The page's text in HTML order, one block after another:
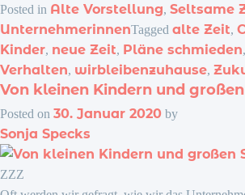
Posted in Alte Vorstellung, Seltsame
UnternehmerinnenTagged alte Zeit,
Kinder, neue Zeit, Pläne schmieden,
Verhalten, wirbleibenzuhause,
Von kleinen Kindern und
Posted on 30. Januar 2020 by
Sonja Specks
ZZZ